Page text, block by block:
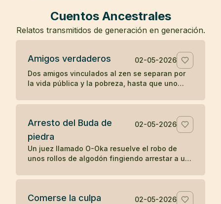
Cuentos Ancestrales
Relatos transmitidos de generación en generación.
Amigos verdaderos
02-05-2026
Dos amigos vinculados al zen se separan por
la vida pública y la pobreza, hasta que uno
cuerpo con gratitud.
Arresto del Buda de
piedra
02-05-2026
Un juez llamado O-Oka resuelve el robo de
unos rollos de algodón fingiendo arrestar a un
práctica puede revelar lo oculto.
Comerse la culpa
02-05-2026